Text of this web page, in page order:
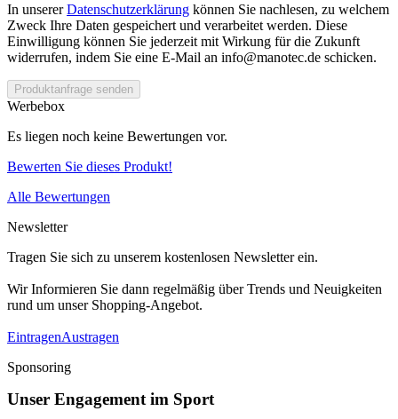
In unsererDatenschutzerklärung können Sie nachlesen, zu welchem
Zweck Ihre Daten gespeichert und verarbeitet werden. Diese
Einwilligung können Sie jederzeit mit Wirkung für die Zukunft
widerrufen, indem Sie eine E-Mail an info@manotec.de schicken.
Produktanfrage senden
Werbebox
Es liegen noch keine Bewertungen vor.
Bewerten Sie dieses Produkt!
Alle Bewertungen
Newsletter
Tragen Sie sich zu unserem kostenlosen Newsletter ein.
Wir Informieren Sie dann regelmäßig über Trends und Neuigkeiten
rund um unser Shopping-Angebot.
EintragenAustragen
Sponsoring
Unser Engagement im Sport